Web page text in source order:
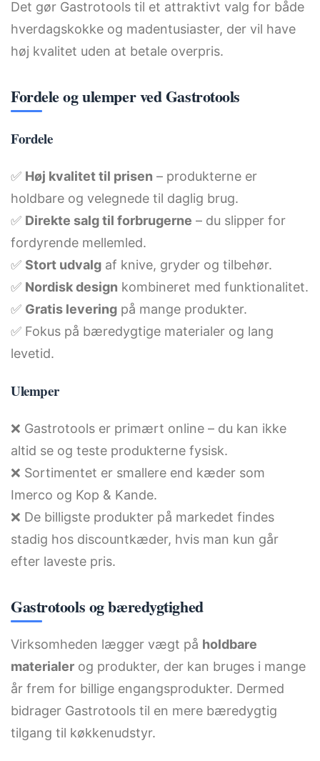
Det gør Gastrotools til et attraktivt valg for både
hverdagskokke og madentusiaster, der vil have
høj kvalitet uden at betale overpris.
Fordele og ulemper ved Gastrotools
Fordele
✅ Høj kvalitet til prisen – produkterne er
holdbare og velegnede til daglig brug.
✅ Direkte salg til forbrugerne – du slipper for
fordyrende mellemled.
✅ Stort udvalg af knive, gryder og tilbehør.
✅ Nordisk design kombineret med funktionalitet.
✅ Gratis levering på mange produkter.
✅ Fokus på bæredygtige materialer og lang
levetid.
Ulemper
❌ Gastrotools er primært online – du kan ikke
altid se og teste produkterne fysisk.
❌ Sortimentet er smallere end kæder som
Imerco og Kop & Kande.
❌ De billigste produkter på markedet findes
stadig hos discountkæder, hvis man kun går
efter laveste pris.
Gastrotools og bæredygtighed
Virksomheden lægger vægt på holdbare
materialer og produkter, der kan bruges i mange
år frem for billige engangsprodukter. Dermed
bidrager Gastrotools til en mere bæredygtig
tilgang til køkkenudstyr.